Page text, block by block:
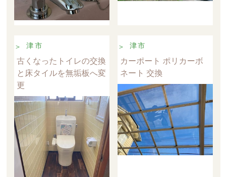
津市
古くなったトイレの交換
と床タイルを無垢板へ変
更
津市
カーポート ポリカーボ
ネート 交換